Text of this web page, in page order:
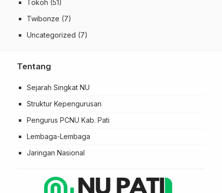
Tokoh (51)
Twibonze (7)
Uncategorized (7)
Tentang
Sejarah Singkat NU
Struktur Kepengurusan
Pengurus PCNU Kab. Pati
Lembaga-Lembaga
Jaringan Nasional